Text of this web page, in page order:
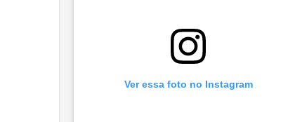
Ver essa foto no Instagram